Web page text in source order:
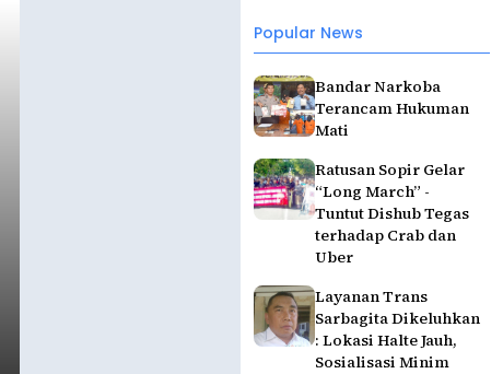
Popular News
Bandar Narkoba
Terancam Hukuman
Mati
Ratusan Sopir Gelar
“Long March” -
Tuntut Dishub Tegas
terhadap Crab dan
Uber
Layanan Trans
Sarbagita Dikeluhkan
: Lokasi Halte Jauh,
Sosialisasi Minim